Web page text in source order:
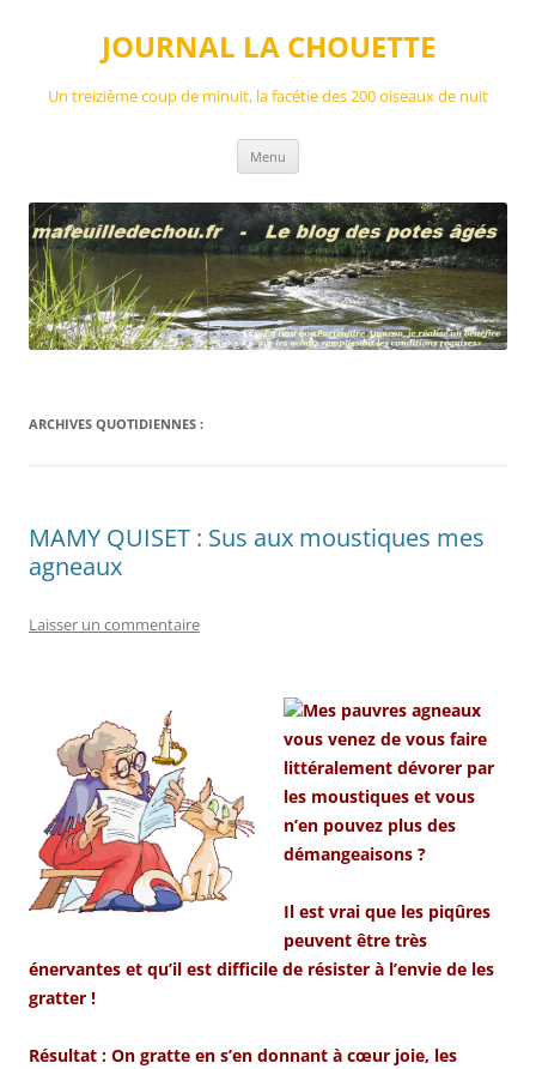
JOURNAL LA CHOUETTE
Un treizième coup de minuit, la facétie des 200 oiseaux de nuit
Menu
ARCHIVES QUOTIDIENNES :
MAMY QUISET : Sus aux moustiques mes
agneaux
Laisser un commentaire
Mes pauvres agneaux
vous venez de vous faire
littéralement dévorer par
les moustiques et vous
n’en pouvez plus des
démangeaisons ?
Il est vrai que les piqûres
peuvent être très
énervantes et qu’il est difficile de résister à l’envie de les
gratter !
Résultat : On gratte en s’en donnant à cœur joie, les